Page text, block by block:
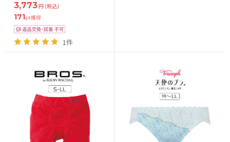
3,773円 (税込)
171pt獲得
1件